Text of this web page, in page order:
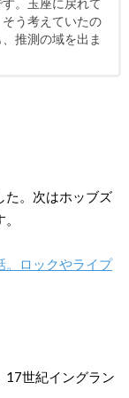
う考えていたの
推測の域を出ま
た。次はホッブズ
。ロックやライプ
17世紀イングラン